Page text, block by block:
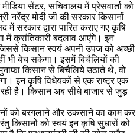
सेंटर, सचिवालय में प्रेसवार्ता को
नरेंद्र मोदी जी की सरकार किसानों
सरकार द्वारा पारित कराए गए कृषि
में क्रांतिकारी बदलाव आएंगे। इन
किसान स्वयं अपनी उपज को अच्छी
भी बेच सकेगा। इसमें बिचैलियों की
किसान से बिचैलिये उठाते थे, वो
इन कृषि विधेयकों से एक राष्ट्र एक
है। किसान अब सीधे बाजार से जुड़
को बरगलाने और उकसाने का काम कर
किसानों को स्वयं इन कृषि सुधारों को